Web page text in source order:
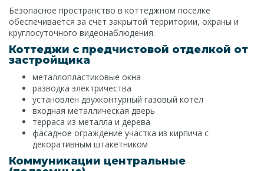
Безопасное пространство в коттеджном поселке
обеспечивается за счет закрытой территории, охраны и
круглосуточного видеонаблюдения.
Коттеджи с предчистовой отделкой от
застройщика
металлопластиковые окна
разводка электричества
установлен двухконтурный газовый котел
входная металлическая дверь
терраса из металла и дерева
фасадное ограждение участка из кирпича с
декоративным штакетником
Коммуникации центральные